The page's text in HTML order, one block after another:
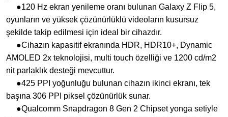
●120 Hz ekran yenileme oranı bulunan Galaxy Z Flip 5,
oyunların ve yüksek çözünürlüklü videoların kusursuz
şekilde takip edilmesi için ideal bir cihazdır.
●Cihazın kapasitif ekranında HDR, HDR10+, Dynamic
AMOLED 2x teknolojisi, multi touch özelliği ve 1200 cd/m2
nit parlaklık desteği mevcuttur.
●425 PPI yoğunluğu bulunan cihazın ikinci ekranı, tek
başına 306 PPI piksel çözünürlük sunar.
●Qualcomm Snapdragon 8 Gen 2 Chipset yonga setiyle